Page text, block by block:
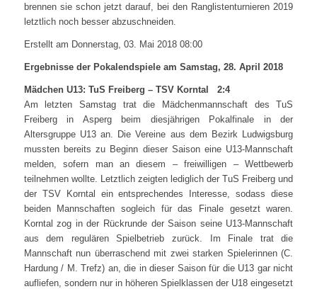
brennen sie schon jetzt darauf, bei den Ranglistenturnieren 2019
letztlich noch besser abzuschneiden.
Erstellt am Donnerstag, 03. Mai 2018 08:00
Ergebnisse der Pokalendspiele am Samstag, 28. April 2018
Mädchen U13: TuS Freiberg – TSV Korntal 2:4
Am letzten Samstag trat die Mädchenmannschaft des TuS
Freiberg in Asperg beim diesjährigen Pokalfinale in der
Altersgruppe U13 an. Die Vereine aus dem Bezirk Ludwigsburg
mussten bereits zu Beginn dieser Saison eine U13-Mannschaft
melden, sofern man an diesem – freiwilligen – Wettbewerb
teilnehmen wollte. Letztlich zeigten lediglich der TuS Freiberg und
der TSV Korntal ein entsprechendes Interesse, sodass diese
beiden Mannschaften sogleich für das Finale gesetzt waren.
Korntal zog in der Rückrunde der Saison seine U13-Mannschaft
aus dem regulären Spielbetrieb zurück. Im Finale trat die
Mannschaft nun überraschend mit zwei starken Spielerinnen (C.
Hardung / M. Trefz) an, die in dieser Saison für die U13 gar nicht
aufliefen, sondern nur in höheren Spielklassen der U18 eingesetzt